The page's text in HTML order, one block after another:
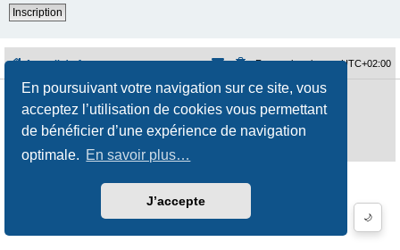
En poursuivant votre navigation sur ce site, vous
acceptez l’utilisation de cookies vous permettant
de bénéficier d’une expérience de navigation
optimale. En savoir plus…
J’accepte
🌙
Inscription
Accueil du forum Fuseau horaire surUTC+02:00
Développé par phpBB ® Forum Software © phpBB Limited
Traduction française officielle©Qiaeru
Stylejeremiemeunierpar ©Fred Rimbert